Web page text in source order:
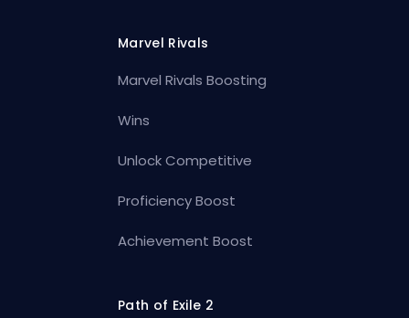
Marvel Rivals
Marvel Rivals Boosting
Wins
Unlock Competitive
Proficiency Boost
Achievement Boost
Path of Exile 2